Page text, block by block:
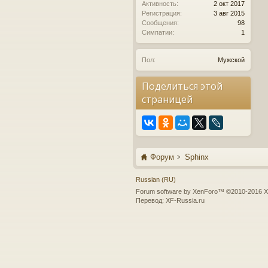
Активность:
2 окт 2017
Регистрация:
3 авг 2015
Сообщения:
98
Симпатии:
1
Пол: Мужской
Поделиться этой
страницей
Форум Sphinx
Russian (RU)
Forum software by XenForo™ ©2010-2016
Перевод: XF-Russia.ru